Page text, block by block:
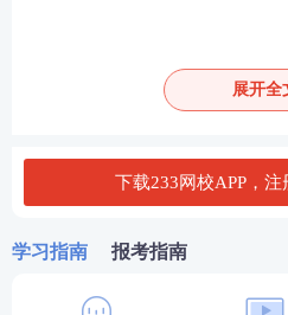
2.曾被开除公职或者曾被吊
3.被吊销法律职业资格证书
考试处理期限未满或者被给
统一法律职业资格考试（国
展开全
下载233网校APP，
学习指南 报考指南